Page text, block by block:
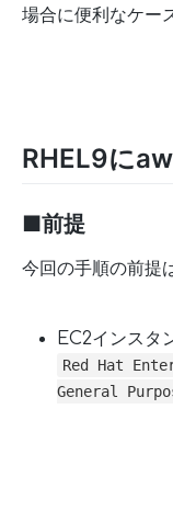
場合に便利なケー
RHEL9に
■前提
今回の手順の前提
EC2インスタ
Red Hat
General